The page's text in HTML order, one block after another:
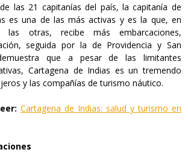
las 21 capitanías del país, la capitanía de
es una de las más activas y es la que, en
las otras, recibe más embarcaciones,
seguida por la de Providencia y San
que a pesar de las limitantes
Cartagena de Indias es un tremendo
y las compañías de turismo náutico.
Cartagena de Indias: salud y turismo en